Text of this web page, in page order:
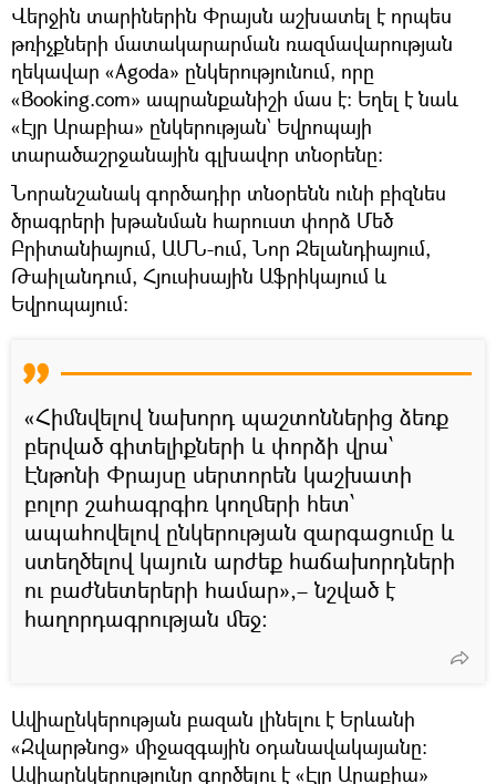
Վերջին տարիներին Փրայսն աշխատել է որպես
թռիչքների մատակարարման ռազմավարության
ղեկավար «Agoda» ընկերությունում, որը
«Booking.com» ապրանքանիշի մաս է։ Եղել է նաև
«Էյր Արաբիա» ընկերության` Եվրոպայի
տարածաշրջանային գլխավոր տնօրենը:
Նորանշանակ գործադիր տնօրենն ունի բիզնես
ծրագրերի խթանման հարուստ փորձ Մեծ
Բրիտանիայում, ԱՄՆ-ում, Նոր Զելանդիայում,
Թաիլանդում, Հյուսիսային Աֆրիկայում և
Եվրոպայում:
«Հիմնվելով նախորդ պաշտոններից ձեռք
բերված գիտելիքների և փորձի վրա՝
Էնթոնի Փրայսը սերտորեն կաշխատի
բոլոր շահագրգիռ կողմերի հետ՝
ապահովելով ընկերության զարգացումը և
ստեղծելով կայուն արժեք հաճախորդների
ու բաժնետերերի համար»,– նշված է
հաղորդագրության մեջ:
Ավիաընկերության բազան լինելու է Երևանի
«Զվարթնոց» միջազգային օդանավակայանը։
Ավիաընկերությունը գործելու է «Էյր Արաբիա»